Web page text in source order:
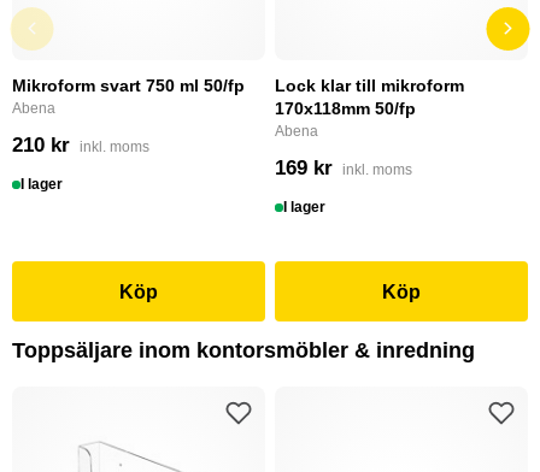
Mikroform svart 750 ml 50/fp
Abena
210 kr inkl. moms
I lager
Köp
Lock klar till mikroform
170x118mm 50/fp
Abena
169 kr inkl. moms
I lager
Köp
Toppsäljare inom kontorsmöbler & inredning